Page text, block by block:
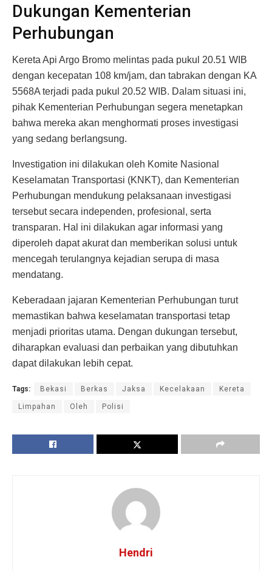
Dukungan Kementerian
Perhubungan
Kereta Api Argo Bromo melintas pada pukul 20.51 WIB
dengan kecepatan 108 km/jam, dan tabrakan dengan KA
5568A terjadi pada pukul 20.52 WIB. Dalam situasi ini,
pihak Kementerian Perhubungan segera menetapkan
bahwa mereka akan menghormati proses investigasi
yang sedang berlangsung.
Investigation ini dilakukan oleh Komite Nasional
Keselamatan Transportasi (KNKT), dan Kementerian
Perhubungan mendukung pelaksanaan investigasi
tersebut secara independen, profesional, serta
transparan. Hal ini dilakukan agar informasi yang
diperoleh dapat akurat dan memberikan solusi untuk
mencegah terulangnya kejadian serupa di masa
mendatang.
Keberadaan jajaran Kementerian Perhubungan turut
memastikan bahwa keselamatan transportasi tetap
menjadi prioritas utama. Dengan dukungan tersebut,
diharapkan evaluasi dan perbaikan yang dibutuhkan
dapat dilakukan lebih cepat.
Tags: Bekasi Berkas Jaksa Kecelakaan Kereta
Limpahan Oleh Polisi
Hendri